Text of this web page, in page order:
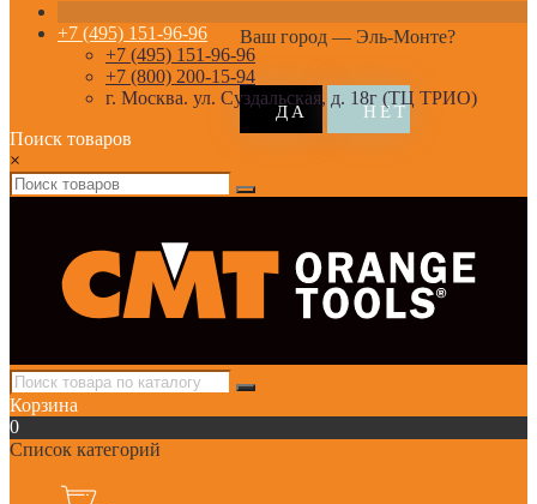
Ваш город — Эль-Монте?
+7 (495) 151-96-96
+7 (495) 151-96-96
+7 (800) 200-15-94
г. Москва. ул. Суздальская, д. 18г (ТЦ ТРИО)
Поиск товаров
×
Корзина
0
Список категорий